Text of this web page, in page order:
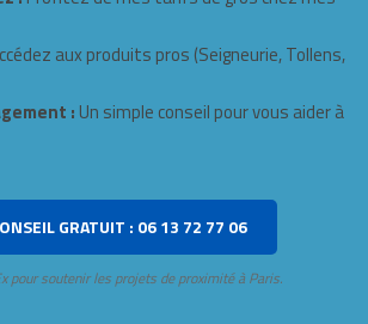
aux produits pros (Seigneurie, Tollens,
: Un simple conseil pour vous aider à
GRATUIT : 06 13 72 77 06
pour soutenir les projets de proximité à Paris.